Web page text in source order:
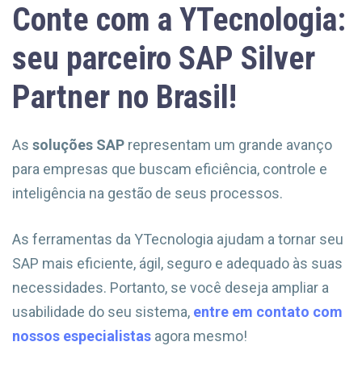
Conte com a YTecnologia:
seu parceiro SAP Silver
Partner no Brasil!
As soluções SAP representam um grande avanço
para empresas que buscam eficiência, controle e
inteligência na gestão de seus processos.
As ferramentas da YTecnologia ajudam a tornar seu
SAP mais eficiente, ágil, seguro e adequado às suas
necessidades. Portanto, se você deseja ampliar a
usabilidade do seu sistema, entre em contato com
nossos especialistas agora mesmo!